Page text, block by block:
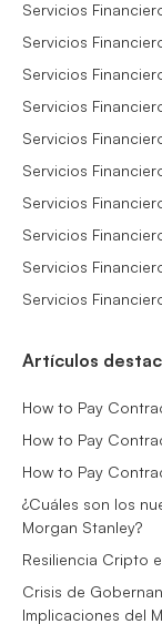
Servicios
Servicios
Servicios
Servicios
Servicios
Servicios
Servicios
Servicios
Servicios
Servicios
Artículos
How to Pay
How to Pay
How to Pay
¿Cuáles son los
Morgan Stanley?
Resiliencia Cripto
Crisis de
Implicaciones del